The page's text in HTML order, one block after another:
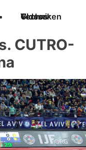
Techniken
Videos
Glossar
CUTRO-